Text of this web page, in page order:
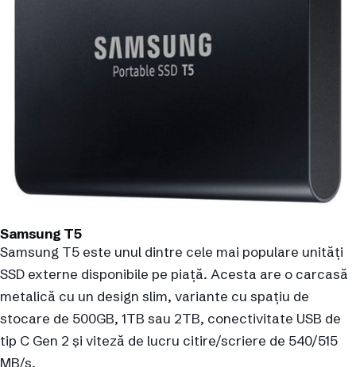
Samsung T5
Samsung T5 este unul dintre cele mai populare unități
SSD externe disponibile pe piață. Acesta are o carcasă
metalică cu un design slim, variante cu spațiu de
stocare de 500GB, 1TB sau 2TB, conectivitate USB de
tip C Gen 2 și viteză de lucru citire/scriere de 540/515
MB/s.